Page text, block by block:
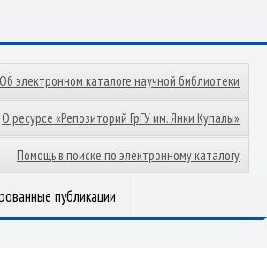
Об электронном каталоге научной библиотеки
О ресурсе «Репозиторий ГрГУ им. Янки Купалы»
Помощь в поиске по электронному каталогу
публикации